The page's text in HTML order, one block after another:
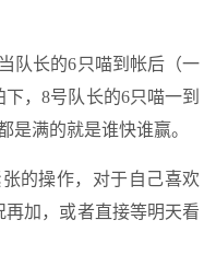
队长的6只喵到帐后（一
，8号队长的6只喵一到
是满的就是谁快谁赢。
的操作，对于自己喜欢
加，或者直接等明天看